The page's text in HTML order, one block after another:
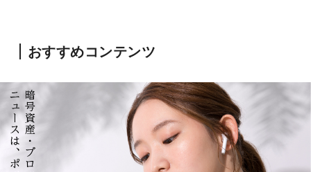
おすすめコンテンツ